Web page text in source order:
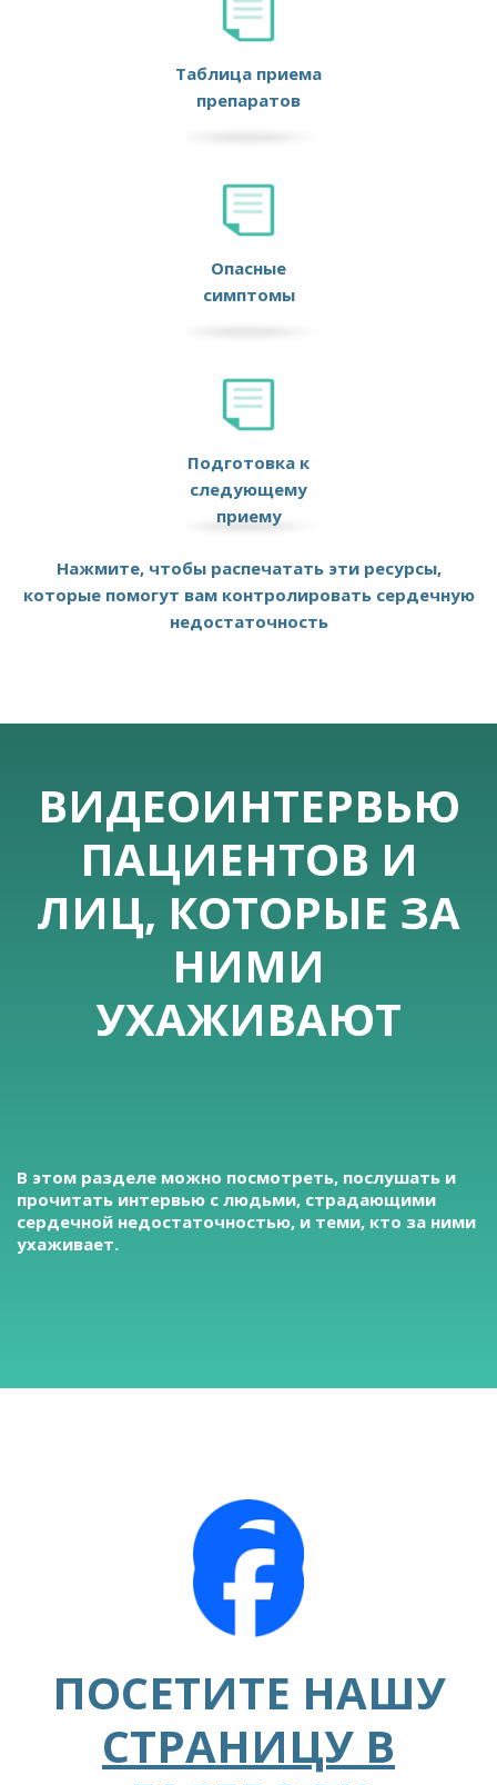
Таблица приема
препаратов
Опасные
симптомы
Подготовка к
следующему
приему
Нажмите, чтобы распечатать эти ресурсы,
которые помогут вам контролировать сердечную
недостаточность
ВИДЕОИНТЕРВЬЮ
ПАЦИЕНТОВ И
ЛИЦ, КОТОРЫЕ ЗА
НИМИ
УХАЖИВАЮТ
В этом разделе можно посмотреть, послушать и
прочитать интервью с людьми, страдающими
сердечной недостаточностью, и теми, кто за ними
ухаживает.
ПОСЕТИТЕ НАШУ
СТРАНИЦУ В